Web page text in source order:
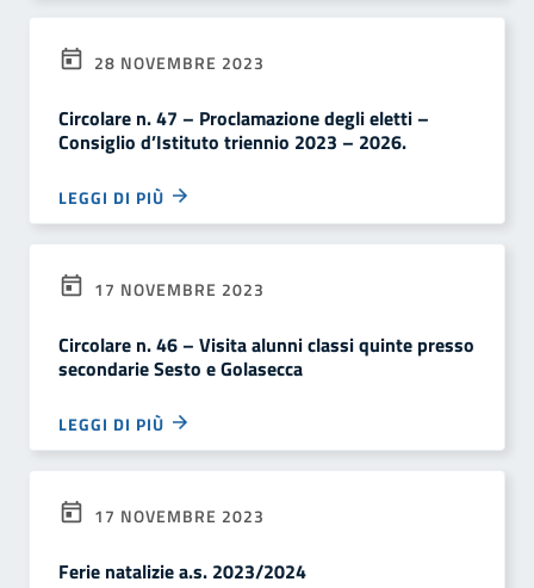
28 NOVEMBRE 2023
Circolare n. 47 – Proclamazione degli eletti –
Consiglio d’Istituto triennio 2023 – 2026.
LEGGI DI PIÙ
17 NOVEMBRE 2023
Circolare n. 46 – Visita alunni classi quinte presso
secondarie Sesto e Golasecca
LEGGI DI PIÙ
17 NOVEMBRE 2023
Ferie natalizie a.s. 2023/2024